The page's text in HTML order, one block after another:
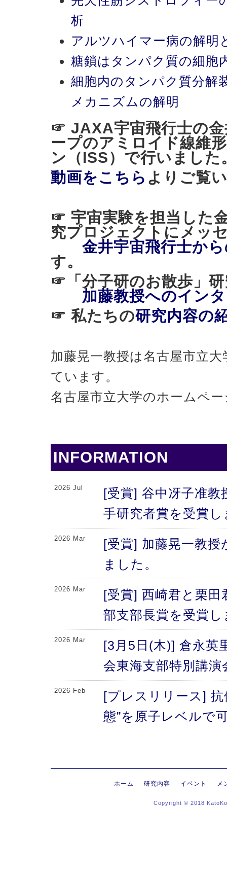
析
アルツハイマー病の解明
糖鎖はタンパク質の細胞
細胞内のタンパク質分解
メカニズムの解明
☞ JAXA宇宙飛行士の金
ープのアミロイド線維
ン（ISS）で行いました
動画をこちら よりご覧
☞ 宇宙実験を担当した
究プロジェクトにメッ
金井宇宙飛行士か
す。
☞「分子研のお散歩
加藤教授へのイン
☞ 私たちの研究内容の
加藤晃一教授は名古屋市立
ています。
名古屋市立大学のホームペ
INFORMATION
2026 Jul
[受賞] 谷中冴子准教
手研究者賞を受賞
2026 Mar
[受賞] 加藤晃一教授
ました。
2026 Mar
[受賞] 西崎君と栗田
部支部長賞を受賞
2026 Mar
[3月5日(木)] 倉永英
会東海支部特別講
2026 Feb
[プレスリリース]
態”を原子レベルで
[プレスリリース]
にする抗体のFc領
る高次構造評価の
ホーム 研究内容 イベント メ
Copyright © 2018